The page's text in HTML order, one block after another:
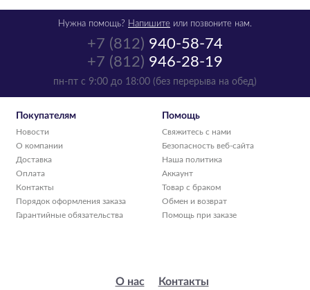
+7 (812) 940-58-74
+7 (812) 946-28-19
пн-пт с 9:00 до 18:00 (без перерыва на обед)
Нужна помощь? Напишите или позвоните нам.
Покупателям
Новости
О компании
Доставка
Оплата
Контакты
Порядок оформления заказа
Гарантийные обязательства
Помощь
Свяжитесь с нами
Безопасность веб-сайта
Наша политика
Аккаунт
Товар с браком
Обмен и возврат
Помощь при заказе
О нас Контакты